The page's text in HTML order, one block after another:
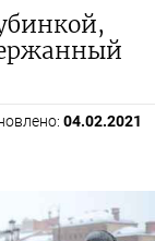
04.02.2021